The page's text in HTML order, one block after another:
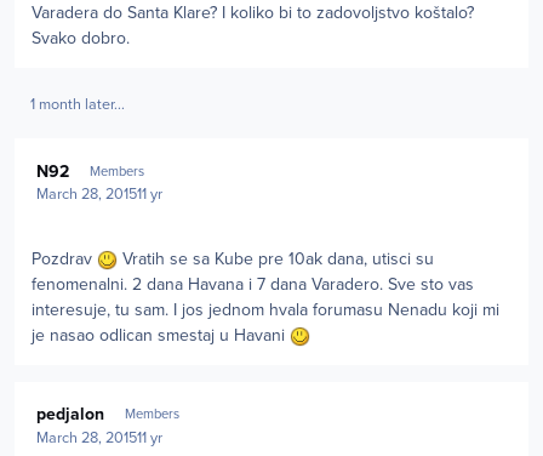
Varadera do Santa Klare? I koliko bi to zadovoljstvo koštalo?
Svako dobro.
1 month later...
N92 Members
March 28, 201511 yr
Pozdrav
Vratih se sa Kube pre 10ak dana, utisci su
fenomenalni. 2 dana Havana i 7 dana Varadero. Sve sto vas
interesuje, tu sam. I jos jednom hvala forumasu Nenadu koji mi
je nasao odlican smestaj u Havani
pedjalon Members
March 28, 201511 yr